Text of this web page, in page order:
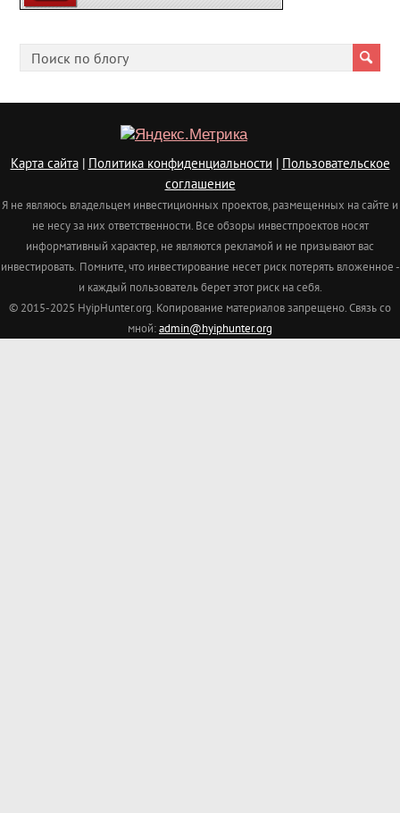
Карта сайта| Политика конфиденциальности | Пользовательское
соглашение
Я не являюсь владельцем инвестиционных проектов, размещенных на сайте и
не несу за них ответственности. Все обзоры инвестпроектов носят
информативный характер, не являются рекламой и не призывают вас
инвестировать. Помните, что инвестирование несет риск потерять вложенное -
и каждый пользователь берет этот риск на себя.
© 2015-2025 HyipHunter.org. Копирование материалов запрещено. Связь со
мной:admin@hyiphunter.org